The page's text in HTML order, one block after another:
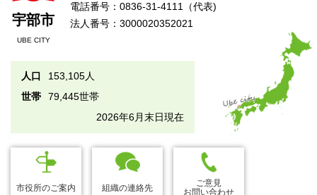
宇部市
UBE CITY
電話番号：0836-31-4111（代表)
法人番号：3000020352021
人口
153,105人
世帯
79,445世帯
2026年6月末日現在
市役所のご案内 組織の連絡先
ご意見
お問い合わせ